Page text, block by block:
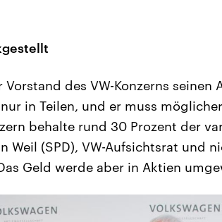
des VW-Konzerns seinen
in Teilen, und er muss
behalte rund 30 Prozent der
Weil (SPD), VW-Aufsichtsrat und
Geld werde aber in Aktien